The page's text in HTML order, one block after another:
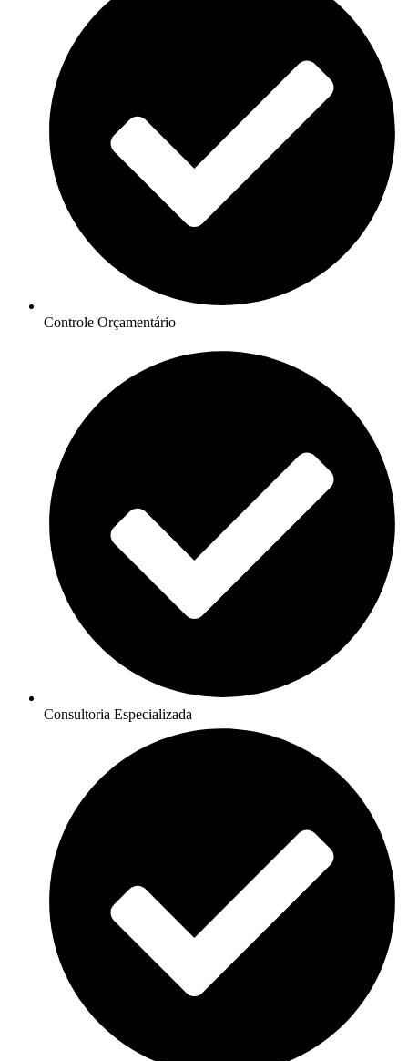
Controle Orçamentário
Consultoria Especializada